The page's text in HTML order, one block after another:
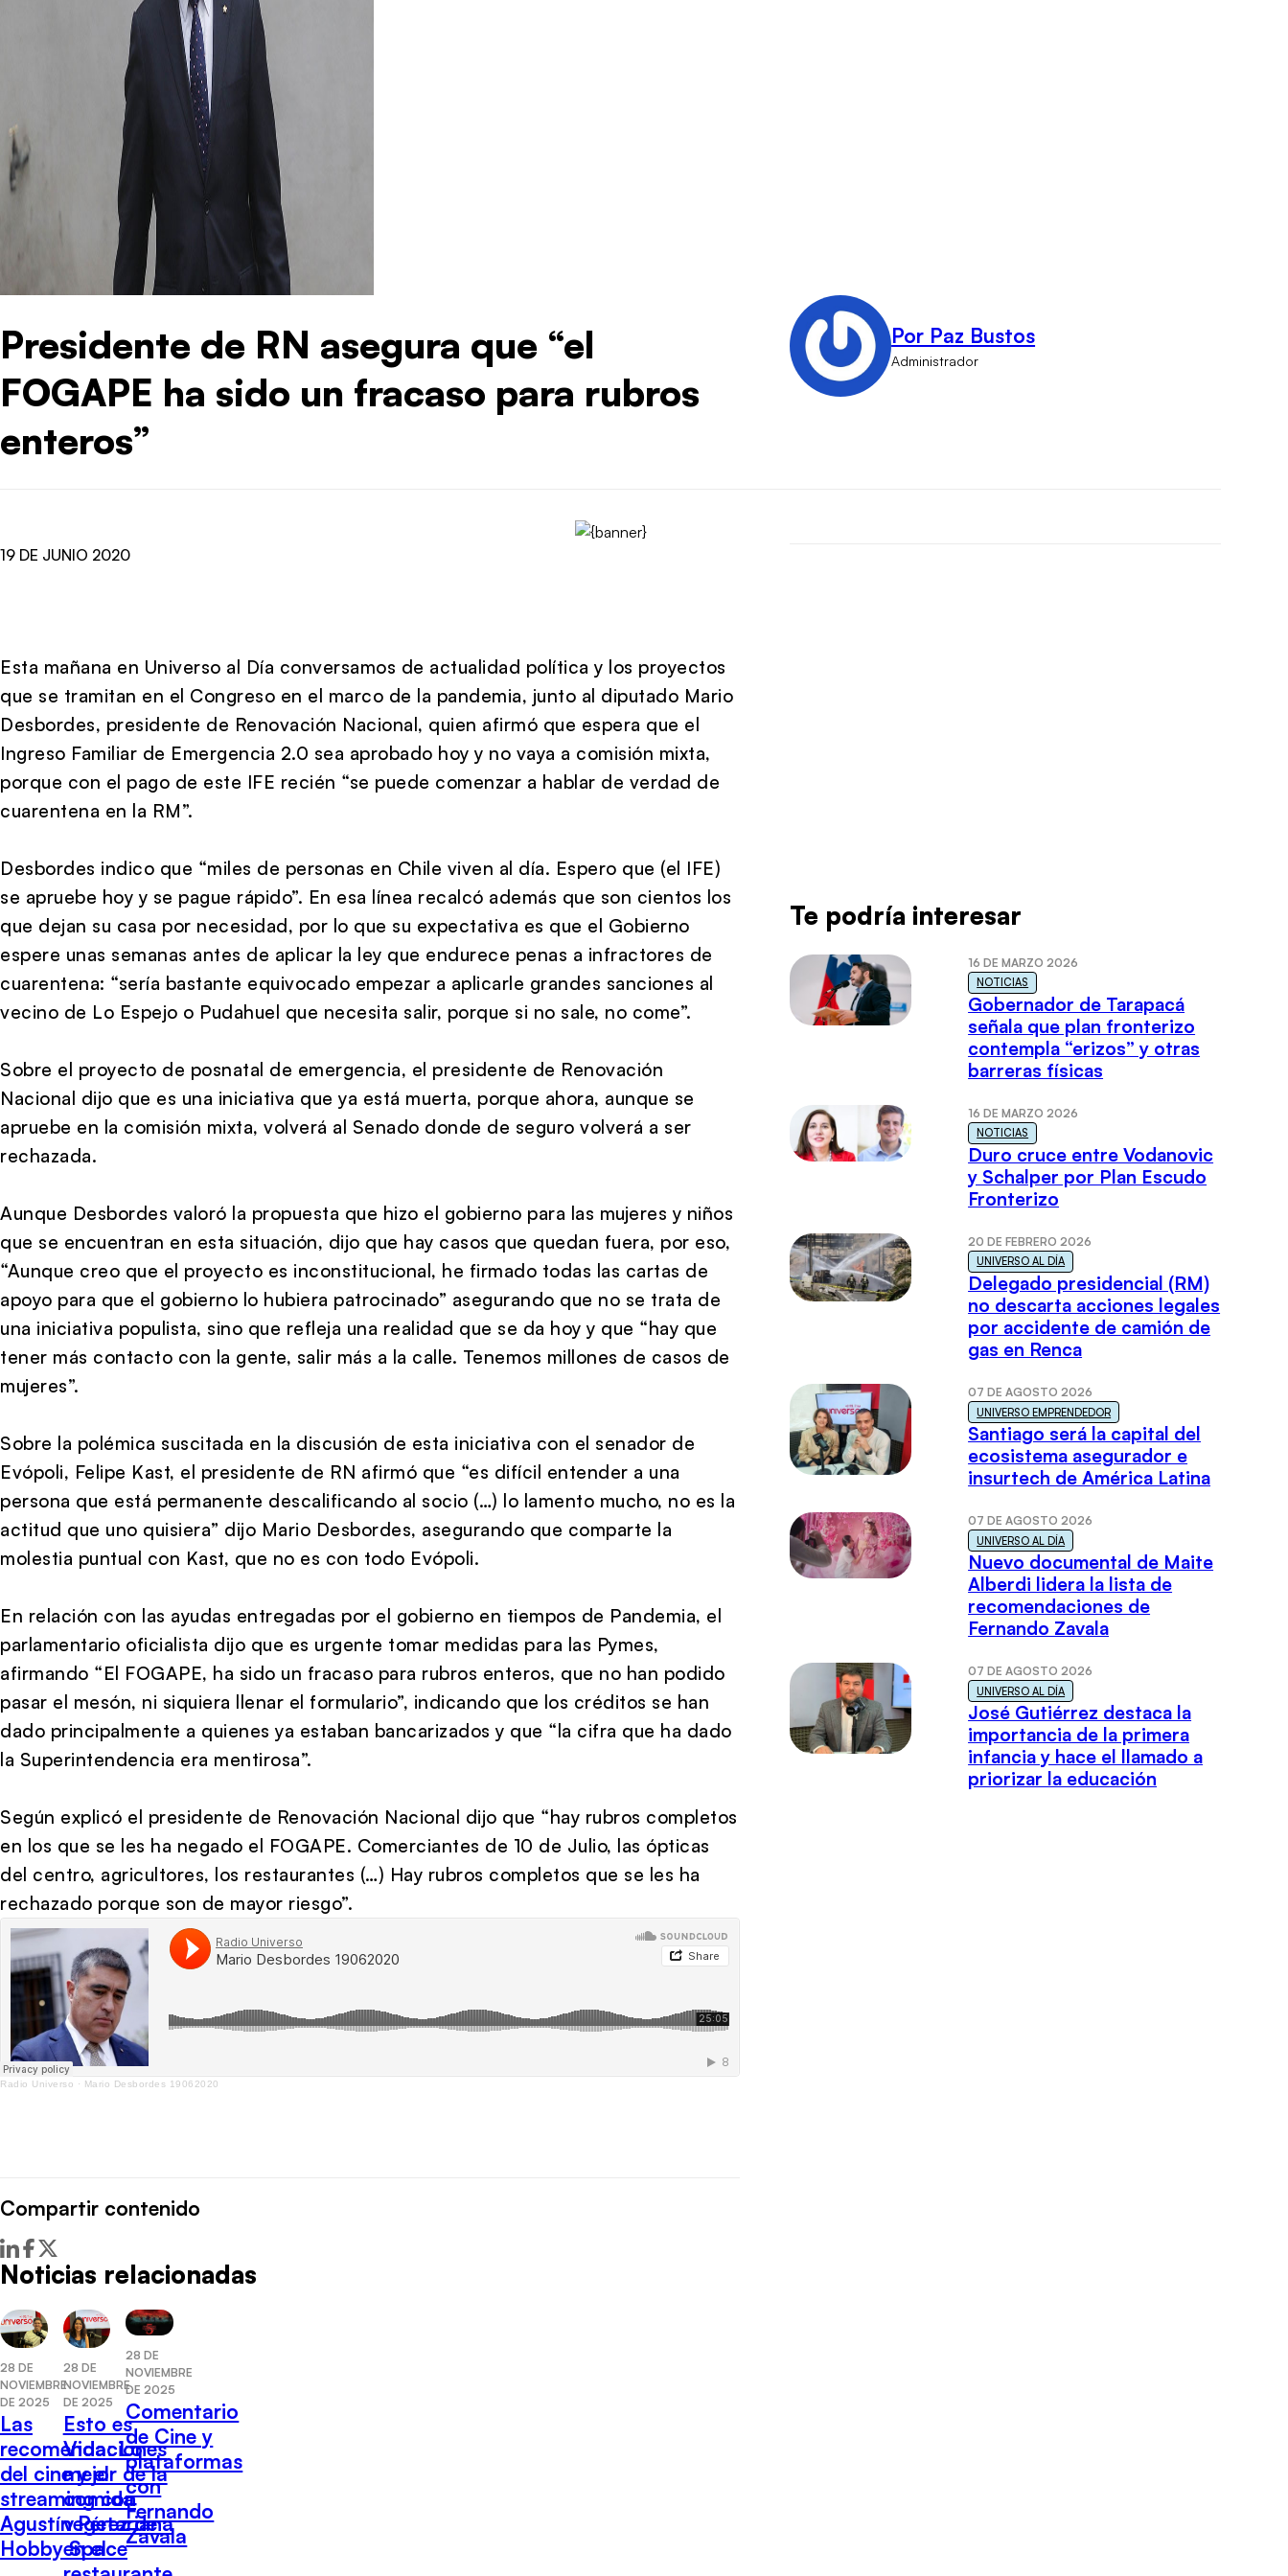
Presidente de RN asegura que “el
FOGAPE ha sido un fracaso para rubros
enteros”
Por Paz Bustos
Administrador
19 DE JUNIO 2020
Esta mañana en Universo al Día conversamos de actualidad política y los proyectos
que se tramitan en el Congreso en el marco de la pandemia, junto al diputado Mario
Desbordes, presidente de Renovación Nacional, quien afirmó que espera que el
Ingreso Familiar de Emergencia 2.0 sea aprobado hoy y no vaya a comisión mixta,
porque con el pago de este IFE recién “se puede comenzar a hablar de verdad de
cuarentena en la RM”.
Desbordes indico que “miles de personas en Chile viven al día. Espero que (el IFE)
se apruebe hoy y se pague rápido”. En esa línea recalcó además que son cientos los
que dejan su casa por necesidad, por lo que su expectativa es que el Gobierno
espere unas semanas antes de aplicar la ley que endurece penas a infractores de
cuarentena: “sería bastante equivocado empezar a aplicarle grandes sanciones al
vecino de Lo Espejo o Pudahuel que necesita salir, porque si no sale, no come”.
Sobre el proyecto de posnatal de emergencia, el presidente de Renovación
Nacional dijo que es una iniciativa que ya está muerta, porque ahora, aunque se
apruebe en la comisión mixta, volverá al Senado donde de seguro volverá a ser
rechazada.
Aunque Desbordes valoró la propuesta que hizo el gobierno para las mujeres y niños
que se encuentran en esta situación, dijo que hay casos que quedan fuera, por eso,
“Aunque creo que el proyecto es inconstitucional, he firmado todas las cartas de
apoyo para que el gobierno lo hubiera patrocinado” asegurando que no se trata de
una iniciativa populista, sino que refleja una realidad que se da hoy y que “hay que
tener más contacto con la gente, salir más a la calle. Tenemos millones de casos de
mujeres”.
Sobre la polémica suscitada en la discusión de esta iniciativa con el senador de
Evópoli, Felipe Kast, el presidente de RN afirmó que “es difícil entender a una
persona que está permanente descalificando al socio (…) lo lamento mucho, no es la
actitud que uno quisiera” dijo Mario Desbordes, asegurando que comparte la
molestia puntual con Kast, que no es con todo Evópoli.
En relación con las ayudas entregadas por el gobierno en tiempos de Pandemia, el
parlamentario oficialista dijo que es urgente tomar medidas para las Pymes,
afirmando “El FOGAPE, ha sido un fracaso para rubros enteros, que no han podido
pasar el mesón, ni siquiera llenar el formulario”, indicando que los créditos se han
dado principalmente a quienes ya estaban bancarizados y que “la cifra que ha dado
la Superintendencia era mentirosa”.
Según explicó el presidente de Renovación Nacional dijo que “hay rubros completos
en los que se les ha negado el FOGAPE. Comerciantes de 10 de Julio, las ópticas
del centro, agricultores, los restaurantes (…) Hay rubros completos que se les ha
rechazado porque son de mayor riesgo”.
Radio Universo · Mario Desbordes 19062020
Compartir contenido
Noticias relacionadas
28 DE
NOVIEMBRE
DE 2025
Las
recomendaciones
del cine y el
streaming con
Agustín Pérez de
Hobby Space
28 DE
NOVIEMBRE
DE 2025
Esto es
Vida: Lo
mejor de la
comida
vegetariana
en el
28 DE
NOVIEMBRE
DE 2025
Comentario
de Cine y
plataformas
con
Fernando
Zavala
Te podría interesar
16 DE MARZO 2026
NOTICIAS
Gobernador de Tarapacá
señala que plan fronterizo
contempla “erizos” y otras
barreras físicas
16 DE MARZO 2026
NOTICIAS
Duro cruce entre Vodanovic
y Schalper por Plan Escudo
Fronterizo
20 DE FEBRERO 2026
UNIVERSO AL DÍA
Delegado presidencial (RM)
no descarta acciones legales
por accidente de camión de
gas en Renca
07 DE AGOSTO 2026
UNIVERSO EMPRENDEDOR
Santiago será la capital del
ecosistema asegurador e
insurtech de América Latina
07 DE AGOSTO 2026
UNIVERSO AL DÍA
Nuevo documental de Maite
Alberdi lidera la lista de
recomendaciones de
Fernando Zavala
07 DE AGOSTO 2026
UNIVERSO AL DÍA
José Gutiérrez destaca la
importancia de la primera
infancia y hace el llamado a
priorizar la educación